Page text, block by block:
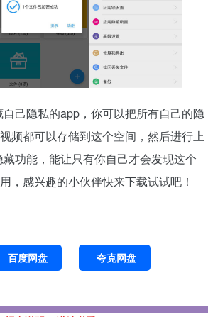
己隐私的app，你可以把所有自己的隐
频都可以存储到这个空间，然后进行上
功能，能让只有你自己才会发现这个
，感兴趣的小伙伴快来下载试试吧！
百度网盘 夸克网盘